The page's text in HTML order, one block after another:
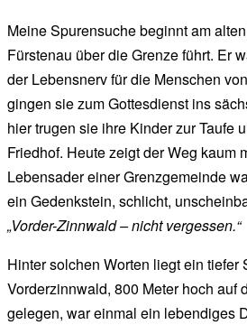
Meine Spurensuche beginnt am
Fürstenau über die Grenze führt. Er
der Lebensnerv für die Menschen
gingen sie zum Gottesdienst ins
hier trugen sie ihre Kinder zur Taufe
Friedhof. Heute zeigt der Weg kaum
Lebensader einer Grenzgemeinde
ein Gedenkstein, schlicht,
„Vorder-Zinnwald – nicht vergessen.“
Hinter solchen Worten liegt ein tiefer
Vorderzinnwald, 800 Meter hoch auf
gelegen, war einmal ein lebendiges